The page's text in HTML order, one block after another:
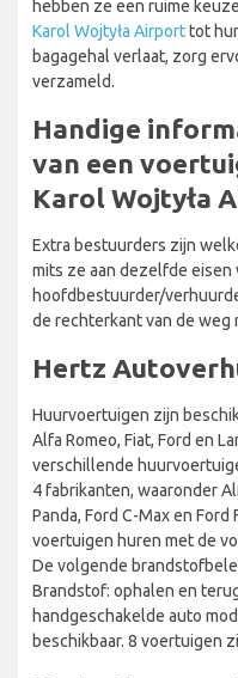
hebben ze een ruime
Karol Wojtyła Airporttot
bagagehal verlaat, zorg
verzameld.
Handige
van een
Karol Wojtyła
Extra bestuurders zijn
mits ze aan dezelfde eisen
hoofdbestuurder/
de rechterkant van de weg
Hertz
Huurvoertuigen zijn
Alfa Romeo, Fiat, Ford en
verschillende
4 fabrikanten, waaronder
Panda, Ford C-Max en
voertuigen huren met de
De volgende
Brandstof: ophalen en
handgeschakelde auto
beschikbaar. 8 voertuigen